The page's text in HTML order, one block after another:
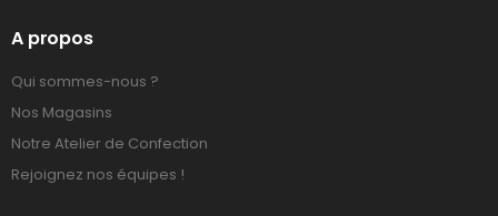
A propos
Qui sommes-nous ?
Nos Magasins
Notre Atelier de Confection
Rejoignez nos équipes !